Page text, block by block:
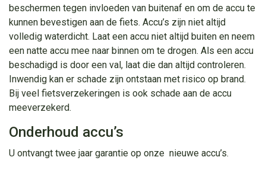
beschermen tegen invloeden van buitenaf en om de accu te
kunnen bevestigen aan de fiets. Accu’s zijn niet altijd
volledig waterdicht. Laat een accu niet altijd buiten en neem
een natte accu mee naar binnen om te drogen. Als een accu
beschadigd is door een val, laat die dan altijd controleren.
Inwendig kan er schade zijn ontstaan met risico op brand.
Bij veel fietsverzekeringen is ook schade aan de accu
meeverzekerd.
Onderhoud accu’s
U ontvangt twee jaar garantie op onze nieuwe accu’s.